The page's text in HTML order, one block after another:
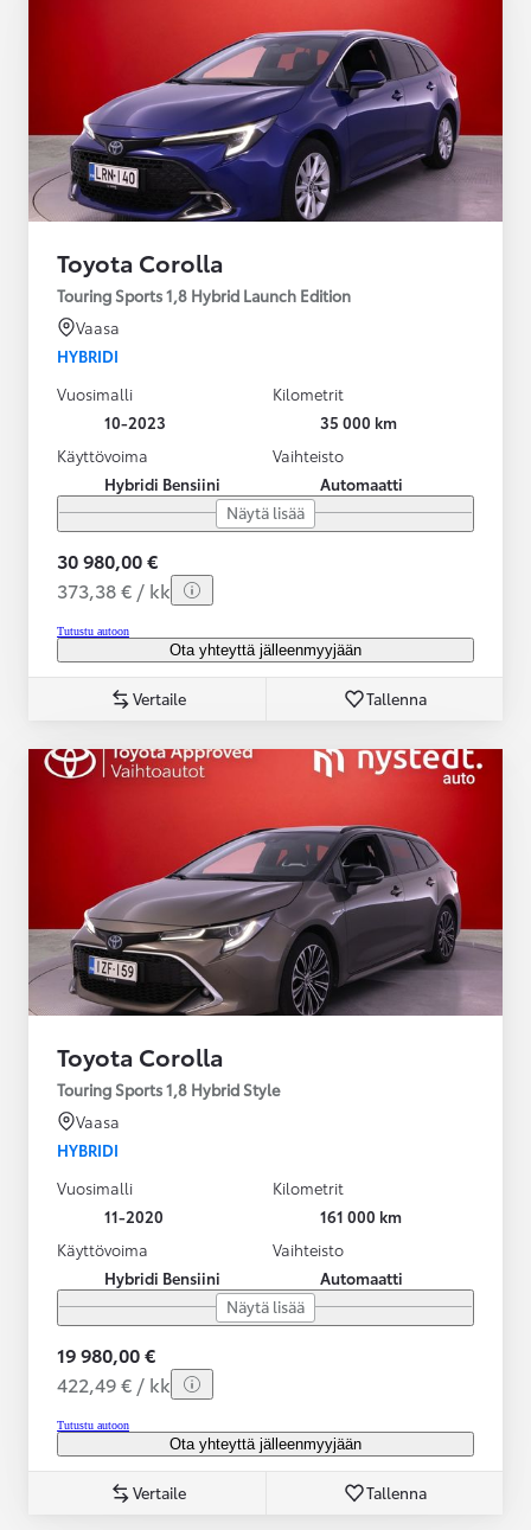
Toyota Corolla
Touring Sports 1,8 Hybrid Launch Edition
Vaasa
HYBRIDI
Vuosimalli
10-2023
Kilometrit
35 000 km
Käyttövoima
Hybridi Bensiini
Vaihteisto
Automaatti
Näytä lisää
30 980,00 €
373,38 € / kk
Tutustu autoon
Ota yhteyttä jälleenmyyjään
Vertaile Tallenna
Toyota Corolla
Touring Sports 1,8 Hybrid Style
Vaasa
HYBRIDI
Vuosimalli
11-2020
Kilometrit
161 000 km
Käyttövoima
Hybridi Bensiini
Vaihteisto
Automaatti
Näytä lisää
19 980,00 €
422,49 € / kk
Tutustu autoon
Ota yhteyttä jälleenmyyjään
Vertaile Tallenna